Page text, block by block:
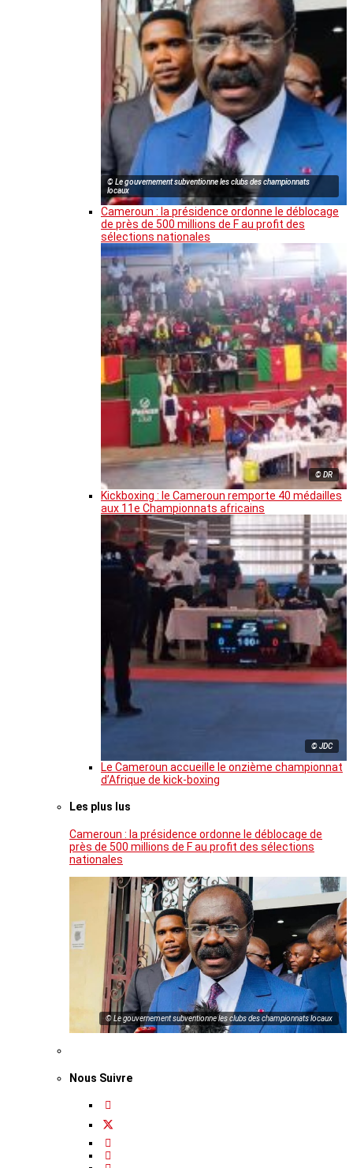
© Le gouvernement subventionne les clubs des championnats
locaux
Cameroun : la présidence ordonne le déblocage
de près de 500 millions de F au profit des
sélections nationales
© DR
Kickboxing : le Cameroun remporte 40 médailles
aux 11e Championnats africains
© JDC
Le Cameroun accueille le onzième championnat
d’Afrique de kick-boxing
Les plus lus
Cameroun : la présidence ordonne le déblocage de
près de 500 millions de F au profit des sélections
nationales
© Le gouvernement subventionne les clubs des championnats locaux
Nous Suivre